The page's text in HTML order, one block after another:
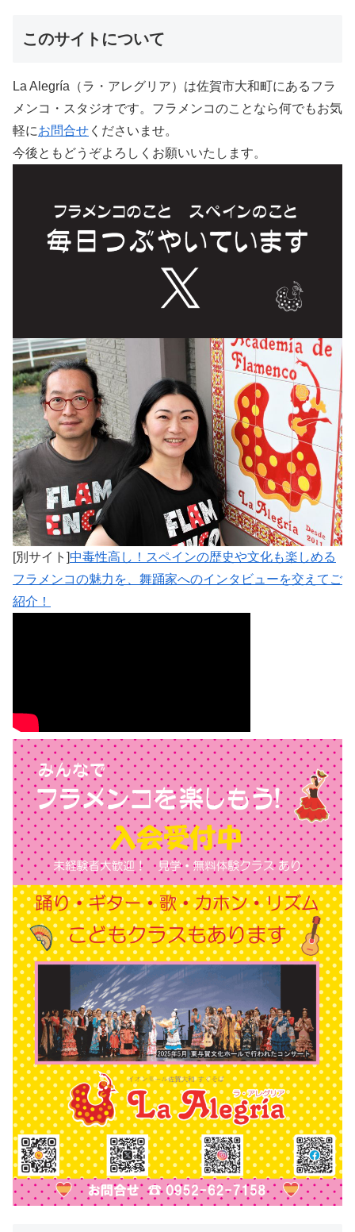
このサイトについて
La Alegría（ラ・アレグリア）は佐賀市大和町にあるフラ
メンコ・スタジオです。フラメンコのことなら何でもお気
軽にお問合せ くださいませ。
今後ともどうぞよろしくお願いいたします。
[別サイト]中毒性高し！スペインの歴史や文化も楽しめる
フラメンコの魅力を、舞踊家へのインタビューを交えてご
紹介！